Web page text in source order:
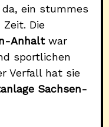
ein stummes
Zeit. Die
Anhaltwar
sportlichen
Verfall hat sie
Sachsen-